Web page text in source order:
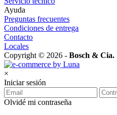
Ayuda
Preguntas frecuentes
Condiciones de entrega
Contacto
Locales
Copyright © 2026 - Bosch & Cia.
×
Iniciar sesión
Olvidé mi contraseña